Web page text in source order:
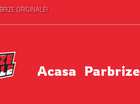
ORIGINALE!
Acasa Parbrize